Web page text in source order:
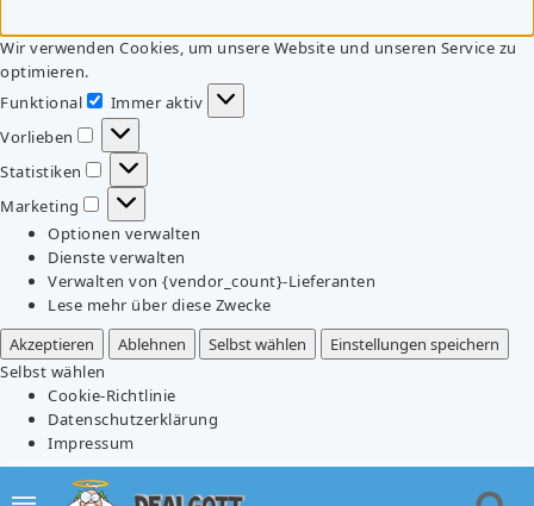
Wir verwenden Cookies, um unsere Website und unseren Service zu
optimieren.
Funktional
Funktional
Immer aktiv
Vorlieben
Vorlieben
Statistiken
Statistiken
Marketing
Marketing
Optionen verwalten
Dienste verwalten
Verwalten von {vendor_count}-Lieferanten
Lese mehr über diese Zwecke
Akzeptieren
Ablehnen Selbst wählen
Einstellungen speichern
Selbst wählen
Cookie-Richtlinie
Datenschutzerklärung
Impressum